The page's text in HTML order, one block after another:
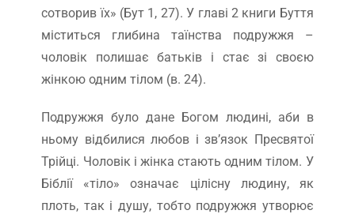
сотворив їх» (Бут 1, 27). У главі 2 книги Буття
міститься глибина таїнства подружжя –
чоловік полишає батьків і стає зі своєю
жінкою одним тілом (в. 24).
Подружжя було дане Богом людині, аби в
ньому відбилися любов і зв’язок Пресвятої
Трійці. Чоловік і жінка стають одним тілом. У
Біблії «тіло» означає цілісну людину, як
плоть, так і душу, тобто подружжя утворює